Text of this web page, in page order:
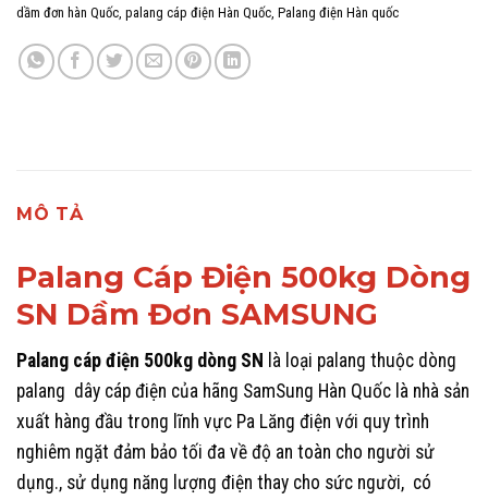
dầm đơn hàn Quốc palang cáp điện Hàn Quốc Palang điện Hàn quốc
MÔ TẢ
Palang Cáp Điện 500kg Dòng
SN Dầm Đơn SAMSUNG
Palang cáp điện 500kg dòng SN là loại palang thuộc dòng
palang dây cáp điện của hãng SamSung Hàn Quốc là nhà sản
xuất hàng đầu trong lĩnh vực Pa Lăng điện với quy trình
nghiêm ngặt đảm bảo tối đa về độ an toàn cho người sử
dụng., sử dụng năng lượng điện thay cho sức người, có